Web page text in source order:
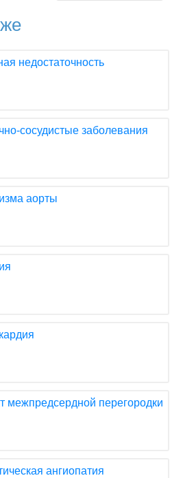
недостаточность
сосудистые заболевания
аорты
межпредсердной перегородки
ангиопатия